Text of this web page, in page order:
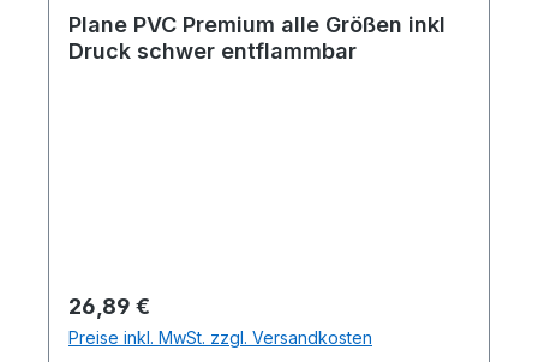
Plane PVC Premium alle Größen inkl
Druck schwer entflammbar
Regulärer Preis:
26,89 €
Preise inkl. MwSt. zzgl. Versandkosten